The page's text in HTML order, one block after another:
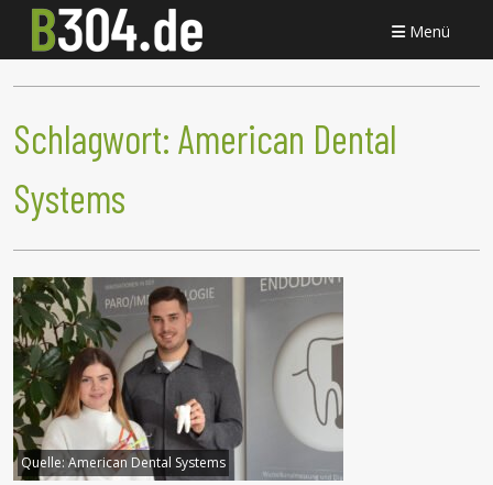
Menü
Schlagwort: American Dental
Systems
Quelle:American Dental Systems